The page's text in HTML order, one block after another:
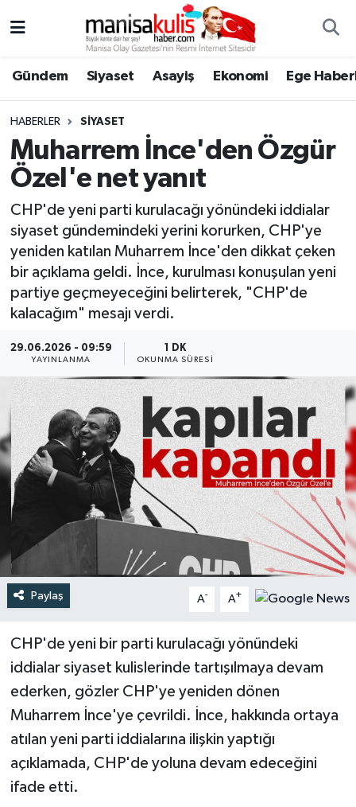
Gündem Siyaset Asayiş Ekonomi Ege
HABERLER SIYASET
Muharrem İnce'den Özgür
Özel'e net yanıt
CHP'de yeni parti kurulacağı yönündeki iddialar
siyaset gündemindeki yerini korurken, CHP'ye
yeniden katılan Muharrem İnce'den dikkat çeken
bir açıklama geldi. İnce, kurulması konuşulan yeni
partiye geçmeyeceğini belirterek, "CHP'de
kalacağım" mesajı verdi.
29.06.2026 - 09:59
YAYINLANMA
1 DK
OKUNMA SÜRESI
Paylaş A- A+
CHP'de yeni bir parti kurulacağı yönündeki
iddialar siyaset kulislerinde tartışılmaya devam
ederken, gözler CHP'ye yeniden dönen
Muharrem İnce'ye çevrildi. İnce, hakkında ortaya
atılan yeni parti iddialarına ilişkin yaptığı
açıklamada, CHP'de yoluna devam edeceğini
ifade etti.
Ege Haberleri
Ekonomi
Genel
Gündem
Resmi İlan
Siyaset
Spor
Türkiye
Yaşam
Yunusemre Hava Durumu
Yunusemre Trafik Yoğunluk Haritası
Süper Lig Puan Durumu ve Fikstür
Tüm Manşetler
Son Dakika Haberleri
Haber Arşivi